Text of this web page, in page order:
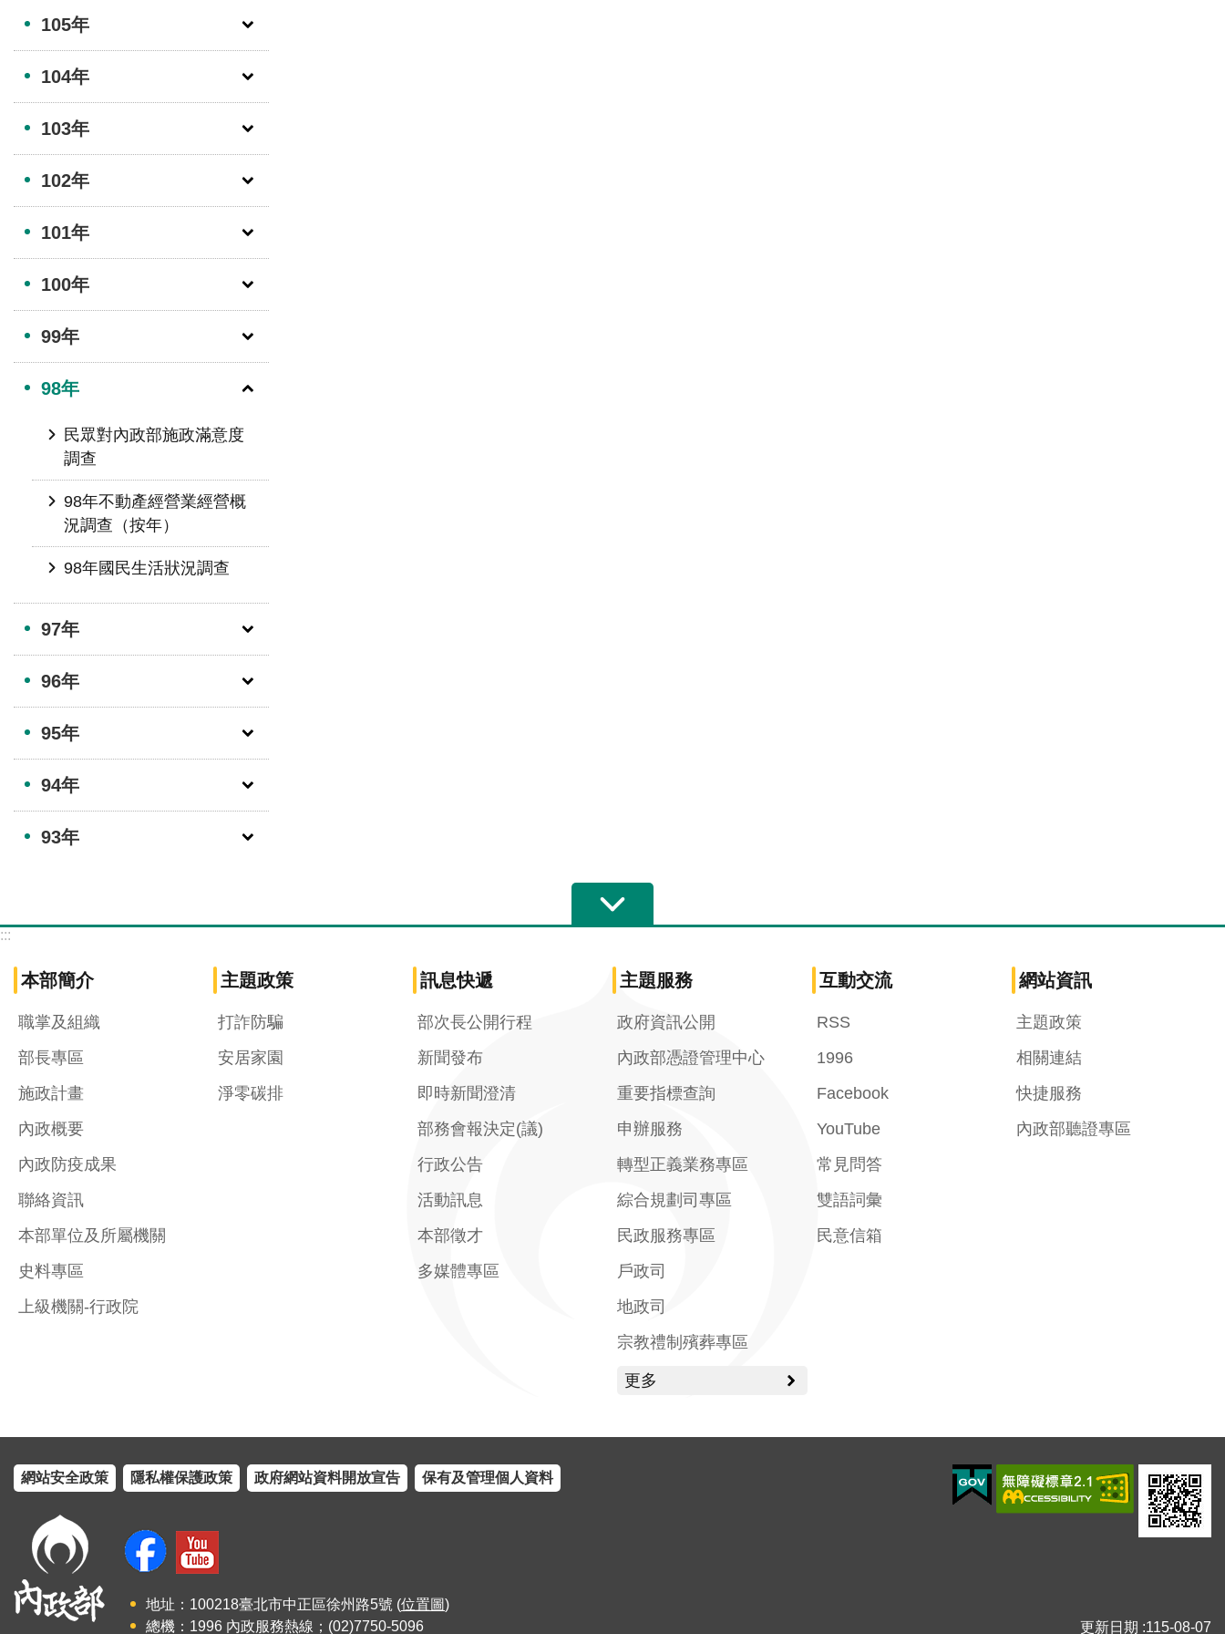
105年
104年
103年
102年
101年
100年
99年
98年
民眾對內政部施政滿意度
調查
98年不動產經營業經營概
況調查（按年）
98年國民生活狀況調查
97年
96年
95年
94年
93年
:::
本部簡介
職掌及組織
部長專區
施政計畫
內政概要
內政防疫成果
聯絡資訊
本部單位及所屬機關
史料專區
上級機關-行政院
主題政策
打詐防騙
安居家園
淨零碳排
訊息快遞
部次長公開行程
新聞發布
即時新聞澄清
部務會報決定(議)
行政公告
活動訊息
本部徵才
多媒體專區
主題服務
政府資訊公開
內政部憑證管理中心
重要指標查詢
申辦服務
轉型正義業務專區
綜合規劃司專區
民政服務專區
戶政司
地政司
宗教禮制殯葬專區
更多
互動交流
RSS
1996
Facebook
YouTube
常見問答
雙語詞彙
民意信箱
網站資訊
主題政策
相關連結
快捷服務
內政部聽證專區
網站安全政策 隱私權保護政策 政府網站資料開放宣告 保有及管理個人資料
地址：100218臺北市中正區徐州路5號 (位置圖)
總機：1996 內政服務熱線；(02)7750-5096
更新日期 115-08-07